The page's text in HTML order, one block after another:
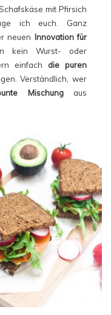
mit Pfirsich
ich euch. Ganz
neuen Innovation für
kein Wurst- oder
einfach die puren
Verständlich, wer
Mischungaus